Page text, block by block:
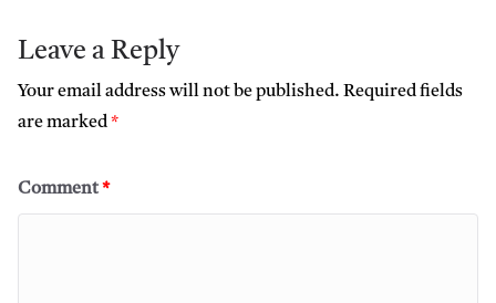
Leave a Reply
Your email address will not be published. Required fields
are marked*
Comment*